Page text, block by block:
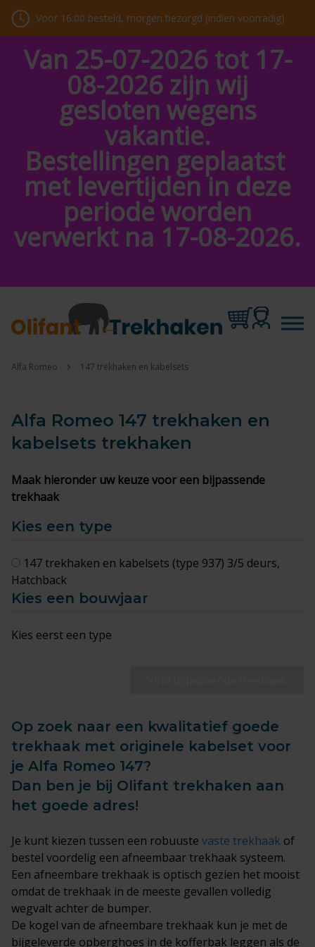
Voor 16:00 besteld, morgen bezorgd (indien voorradig)
Van 25-07-2026 tot 17-
08-2026 zijn wij
gesloten wegens
vakantie.
Bestellingen geplaatst
met levertijden in deze
periode worden
verwerkt na 17-08-2026.
Alfa Romeo 147 trekhaken en kabelsets
Alfa Romeo 147 trekhaken en
kabelsets trekhaken
Maak hieronder uw keuze voor een bijpassende
trekhaak
Kies een type
147 trekhaken en kabelsets (type 937) 3/5 deurs,
Hatchback
Kies een bouwjaar
Kies eerst een type
Op zoek naar een kwalitatief goede
trekhaak met originele kabelset voor
je Alfa Romeo 147?
Dan ben je bij Olifant trekhaken aan
het goede adres!
Je kunt kiezen tussen een robuuste vaste trekhaak of
bestel voordelig een afneembaar trekhaak systeem.
Een afneembare trekhaak is optisch gezien het mooist
omdat de trekhaak in de meeste gevallen volledig
wegvalt achter de bumper.
De kogel van de afneembare trekhaak kun je met de
bijgeleverde opberghoes in de kofferbak leggen als de